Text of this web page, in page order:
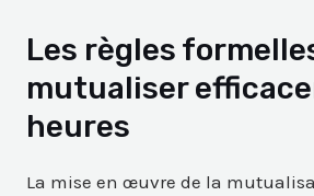
Les règles
mutualiser
heures
La mise en œuvre de la